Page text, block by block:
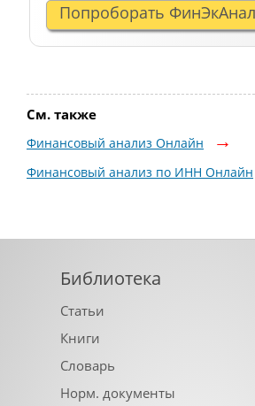
Попроборать
См. также
Финансовый анализ Онлайн
Финансовый анализ по ИНН Онлайн
Библиотека
Статьи
Книги
Словарь
Норм. документы